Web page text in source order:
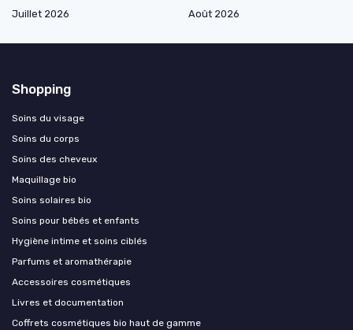
Juillet 2026
Août 2026
Shopping
Soins du visage
Soins du corps
Soins des cheveux
Maquillage bio
Soins solaires bio
Soins pour bébés et enfants
Hygiène intime et soins ciblés
Parfums et aromathérapie
Accessoires cosmétiques
Livres et documentation
Coffrets cosmétiques bio haut de gamme